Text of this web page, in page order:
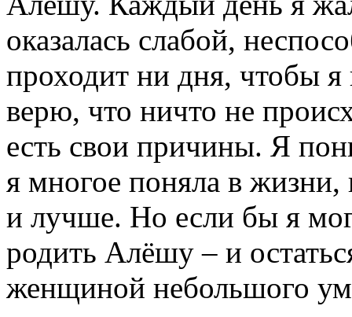
оказалась слабой,
проходит ни дня, чтобы
верю, что ничто не
есть свои причины. Я
я многое поняла в жизни,
и лучше. Но если бы я
родить Алёшу – и
женщиной небольшого